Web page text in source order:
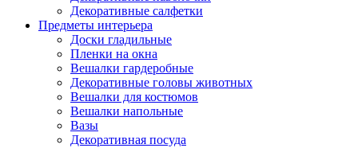
Декоративные салфетки
Предметы интерьера
Доски гладильные
Пленки на окна
Вешалки гардеробные
Декоративные головы животных
Вешалки для костюмов
Вешалки напольные
Вазы
Декоративная посуда